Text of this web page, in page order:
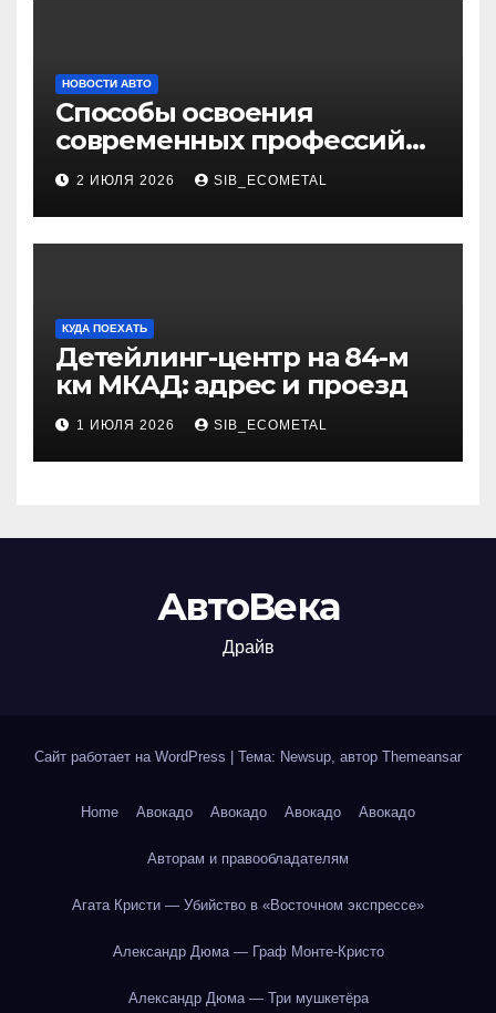
НОВОСТИ АВТО
Способы освоения
современных профессий
через онлайн-курсы
2 ИЮЛЯ 2026 SIB_ECOMETAL
КУДА ПОЕХАТЬ
Детейлинг-центр на 84-м
км МКАД: адрес и проезд
1 ИЮЛЯ 2026 SIB_ECOMETAL
АвтоВека
Драйв
Сайт работает на WordPress Тема: Newsup, автор Themeansar
Home Авокадо Авокадо Авокадо Авокадо
Авторам и правообладателям
Агата Кристи — Убийство в «Восточном экспрессе»
Александр Дюма — Граф Монте-Кристо
Александр Дюма — Три мушкетёра